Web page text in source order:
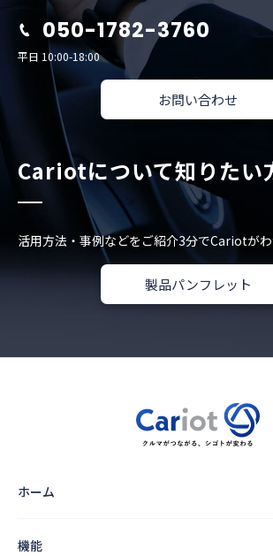
050-1782-3760
平日 10:00-18:00
お問い合わせ
Cariotについて知りたい
活用方法・事例などをご紹介3分でCariotが
製品パンフレット
ホーム
機能